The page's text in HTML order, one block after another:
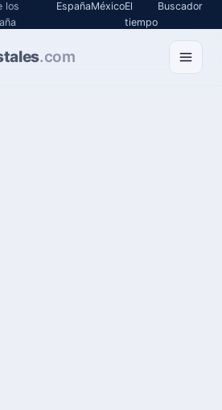
los
EspañaMéxicoEl
tiempo
Buscador
.com